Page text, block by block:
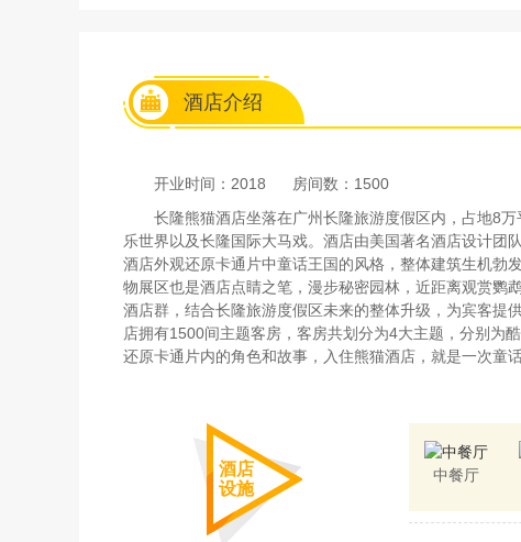
酒店介绍
开业时间：2018
房间数：1500
长隆熊猫酒店坐落在广州长隆旅游度假区内，占地8
乐世界以及长隆国际大马戏。酒店由美国著名酒店设计
酒店外观还原卡通片中童话王国的风格，整体建筑生机勃
物展区也是酒店点睛之笔，漫步秘密园林，近距离观赏鹦
酒店群，结合长隆旅游度假区未来的整体升级，为宾客提
店拥有1500间主题客房，客房共划分为4大主题，分别为
还原卡通片内的角色和故事，入住熊猫酒店，就是一次童话
酒店
设施
中餐厅